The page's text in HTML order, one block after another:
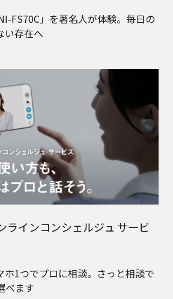
ます
新着情報
チーマーが 国内最大級のファッシ
Fashion Week TOKYOに協賛